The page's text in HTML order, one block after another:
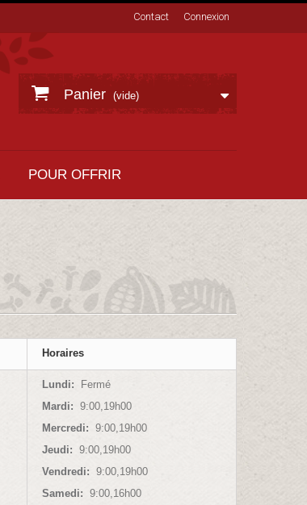
Connexion
Contact
Panier (vide)
POUR OFFRIR
Horaires
Lundi:
Fermé
Mardi: 9:00,19h00
Mercredi: 9:00,19h00
Jeudi: 9:00,19h00
Vendredi: 9:00,19h00
Samedi: 9:00,16h00